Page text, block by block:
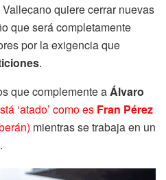
quiere cerrar nuevas
que será completamente
por la exigencia que
.
que complemente a Álvaro
‘atado’ como es Fran Pérez
mientras se trabaja en un